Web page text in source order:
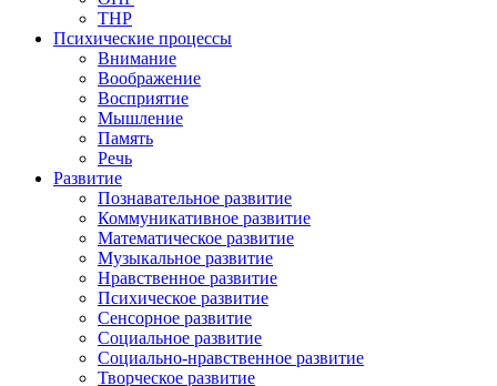
ТНР
Психические процессы
Внимание
Воображение
Восприятие
Мышление
Память
Речь
Развитие
Познавательное развитие
Коммуникативное развитие
Математическое развитие
Музыкальное развитие
Нравственное развитие
Психическое развитие
Сенсорное развитие
Социальное развитие
Социально-нравственное развитие
Творческое развитие